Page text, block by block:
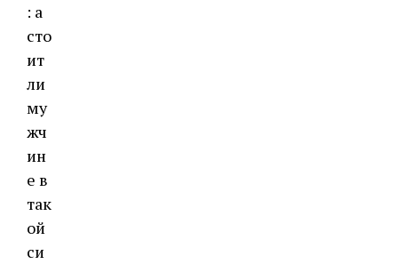
: а
сто
ит
ли
му
жч
ин
е в
так
ой
си